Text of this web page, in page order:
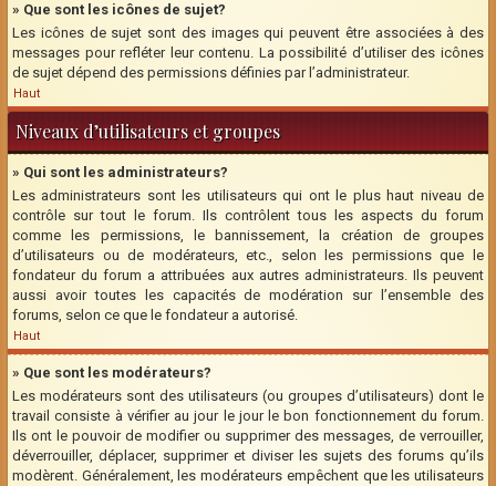
» Que sont les icônes de sujet?
Les icônes de sujet sont des images qui peuvent être associées à des
messages pour refléter leur contenu. La possibilité d’utiliser des icônes
de sujet dépend des permissions définies par l’administrateur.
Haut
Niveaux d’utilisateurs et groupes
» Qui sont les administrateurs?
Les administrateurs sont les utilisateurs qui ont le plus haut niveau de
contrôle sur tout le forum. Ils contrôlent tous les aspects du forum
comme les permissions, le bannissement, la création de groupes
d’utilisateurs ou de modérateurs, etc., selon les permissions que le
fondateur du forum a attribuées aux autres administrateurs. Ils peuvent
aussi avoir toutes les capacités de modération sur l’ensemble des
forums, selon ce que le fondateur a autorisé.
Haut
» Que sont les modérateurs?
Les modérateurs sont des utilisateurs (ou groupes d’utilisateurs) dont le
travail consiste à vérifier au jour le jour le bon fonctionnement du forum.
Ils ont le pouvoir de modifier ou supprimer des messages, de verrouiller,
déverrouiller, déplacer, supprimer et diviser les sujets des forums qu’ils
modèrent. Généralement, les modérateurs empêchent que les utilisateurs